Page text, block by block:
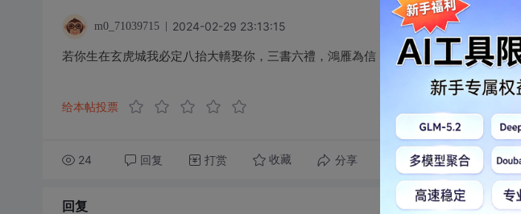
m0_71039715 2024-02-29 23:13:15
若你生在玄虎城我必定八抬大轎娶你，三書六禮，鴻雁為信，一生一世一雙人。
给本帖投票
24 回复 打赏 收藏 分享 转发到动态 举报
回复